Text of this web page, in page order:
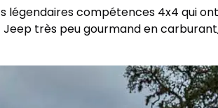
légendaires compétences 4x4 qui
Jeep très peu gourmand en